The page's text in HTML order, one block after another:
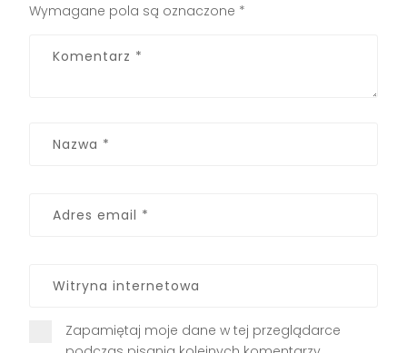
Wymagane pola są oznaczone *
Zapamiętaj moje dane w tej przeglądarce